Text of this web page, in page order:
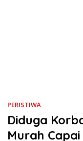
PERISTIWA
Diduga
Murah